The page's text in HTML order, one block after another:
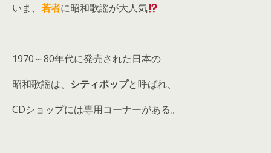
いま、 若者に昭和歌謡が大人気
1970～80年代に発売された日本の
昭和歌謡は、 シティポップと呼ばれ、
CDショップには専用コーナーがある。